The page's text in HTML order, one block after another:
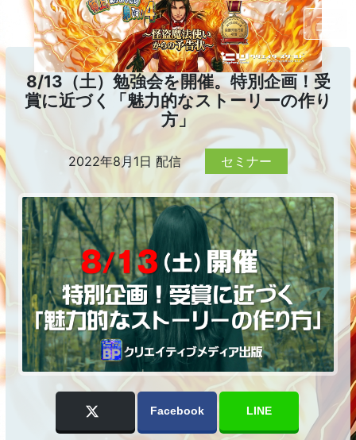
8/13（土）勉強会を開催。特別企画！受
賞に近づく「魅力的なストーリーの作り
方」
2022年8月1日 配信 セミナー
Facebook LINE